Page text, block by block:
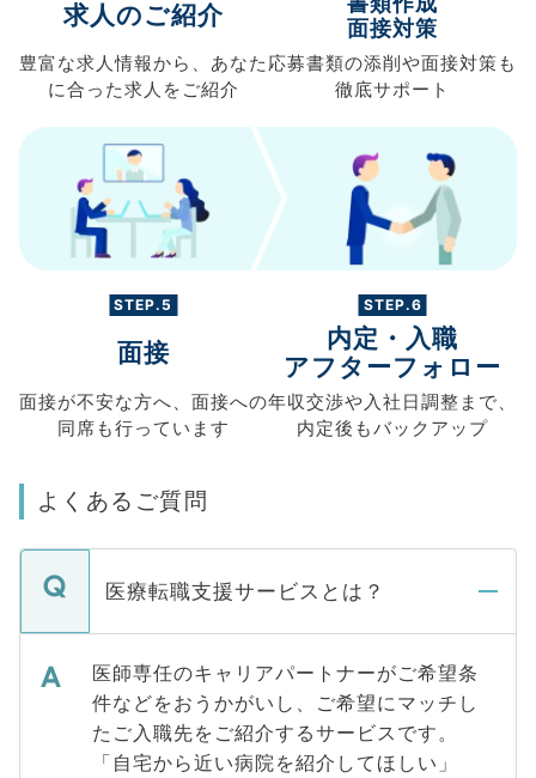
求人のご紹介
豊富な求人情報から、 あなた
に合った求人を ご紹介
面接対策
応募書類の添削や面接対策も
徹底サポート
STEP.5
面接
面接が不安な方へ、 面接への
同席も行っています
STEP.6
内定・入職
アフターフォロー
年収交渉や 入社日調整まで、
内定後もバックアップ
よくあるご質問
医療転職支援サービスとは？
医師専任のキャリアパートナーがご希望条
件などをおうかがいし、ご希望にマッチし
たご入職先をご紹介するサービスです。
「自宅から近い病院を紹介してほしい」